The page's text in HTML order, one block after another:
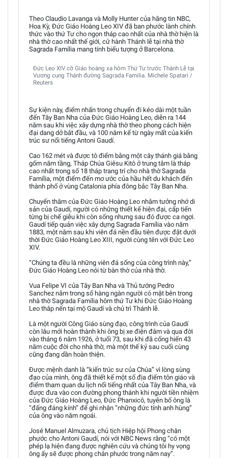
Theo Claudio Lavanga và Molly Hunter của hãng tin NBC,
Hoa Kỳ, Đức Giáo Hoàng Leo XIV đã ban phước lành chính
thức vào thứ Tư cho ngọn tháp cao nhất của nhà thờ hiện là
nhà thờ cao nhất thế giới, cử hành Thánh lễ tại nhà thờ
Sagrada Família mang tính biểu tượng ở Barcelona.
Đức Leo XIV cỡ Giáo hoàng xa hôm Thứ Tư trước Thánh Lễ tại
Vương cung Thánh đường Sagrada Familia. Michele Spatari /
Reuters
Sự kiện này, điểm nhấn trong chuyến đi kéo dài một tuần
đến Tây Ban Nha của Đức Giáo Hoàng Leo, diễn ra 144
năm sau khi việc xây dựng nhà thờ theo phong cách hiện
đại dang dở bắt đầu, và 100 năm kể từ ngày mất của kiến
trúc sư nổi tiếng Antoni Gaudí.
Cao 162 mét và được tô điểm bằng một cây thánh giá bằng
gốm năm tầng, Tháp Chúa Giêsu Kitô ở trung tâm là tháp
cao nhất trong số 18 tháp trang trí cho nhà thờ Sagrada
Família, một điểm đến mơ ước của hầu hết du khách đến
thành phố ở vùng Catalonia phía đông bắc Tây Ban Nha.
Chuyến thăm của Đức Giáo Hoàng Leo nhằm tưởng nhớ di
sản của Gaudí, người có những thiết kế hiện đại, cấp tiến
từng bị chế giễu khi còn sống nhưng sau đó được ca ngợi.
Gaudí tiếp quản việc xây dựng Sagrada Família vào năm
1883, một năm sau khi viên đá nền đầu tiên được đặt dưới
thời Đức Giáo Hoàng Leo XIII, người cùng tên với Đức Leo
XIV.
“Chúng ta đều là những viên đá sống của công trình này,”
Đức Giáo Hoàng Leo nói từ bàn thờ của nhà thờ.
Vua Felipe VI của Tây Ban Nha và Thủ tướng Pedro
Sanchez nằm trong số hàng ngàn người có mặt bên trong
nhà thờ Sagrada Família hôm thứ Tư khi Đức Giáo Hoàng
Leo thắp nến tại mộ Gaudí và chủ trì Thánh lễ.
Là một người Công Giáo sùng đạo, công trình của Gaudí
còn lâu mới hoàn thành khi ông bị xe điện đâm và qua đời
vào tháng 6 năm 1926, ở tuổi 73, sau khi đã cống hiến 43
năm cuộc đời cho nhà thờ, mà một thế kỷ sau cuối cùng
cũng đang dần hoàn thiện.
Được mệnh danh là “kiến trúc sư của Chúa” vì lòng sùng
đạo của mình, ông đã thiết kế một số địa điểm tôn giáo và
điểm tham quan du lịch nổi tiếng nhất của Tây Ban Nha, và
được đưa vào con đường phong thánh khi người tiền nhiệm
của Đức Giáo Hoàng Leo, Đức Phanxicô, tuyên bố ông là
“đấng đáng kính” để ghi nhận “những đức tính anh hùng”
của ông vào năm ngoái.
José Manuel Almuzara, chủ tịch Hiệp hội Phong chân
phước cho Antoni Gaudí, nói với NBC News rằng “có một
phép lạ hiện đang được nghiên cứu và chúng tôi hy vọng
ông ấy sẽ được phong chân phước trong năm nay”.